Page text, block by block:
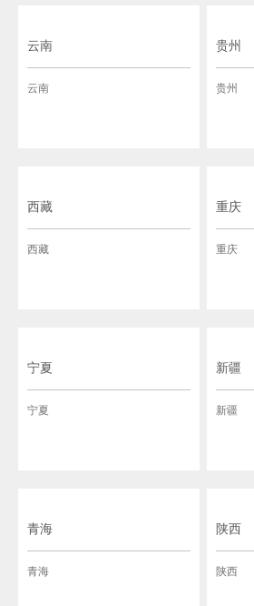
云南
云南
贵州
贵州
西藏
西藏
重庆
重庆
宁夏
宁夏
新疆
新疆
青海
青海
陕西
陕西